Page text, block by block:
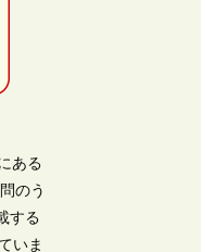
ある
のう
する
いま